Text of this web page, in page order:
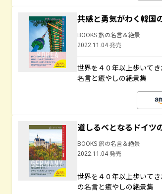
共感と勇気がわく韓国
BOOKS 旅の名言＆絶景
2022.11.04 発売
世界を４０年以上歩いて
名言と癒やしの絶景集
道しるべとなるドイツ
BOOKS 旅の名言＆絶景
2022.11.04 発売
世界を４０年以上歩いて
の名言と癒やしの絶景集